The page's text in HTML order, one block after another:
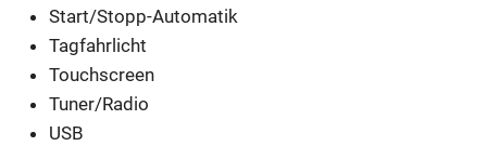
Start/Stopp-Automatik
Tagfahrlicht
Touchscreen
Tuner/Radio
USB